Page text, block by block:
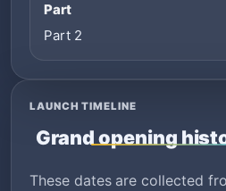
Part
Part 2
LAUNCH TIMELINE
Grand opening
These dates are collected